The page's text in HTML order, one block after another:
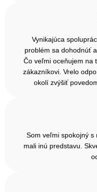
Vynikajúca
problém sa dohodnúť
Čo veľmi oceňujem na
zákazníkovi. Vrelo
okolí zvýšiť
Som veľmi spokojný s
mali inú predstavu.